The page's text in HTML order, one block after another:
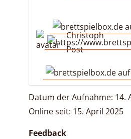
Christoph
Post
Datum der Aufnahme: 14.
Online seit: 15. April 2025
Feedback